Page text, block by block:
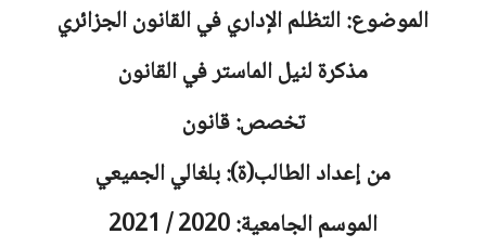
الموضوع: التظلم الإداري في القانون الجزائري
مذكرة لنيل الماستر في القانون
تخصص: قانون
من إعداد الطالب(ة): بلغالي الجميعي
الموسم الجامعية: 2020 / 2021